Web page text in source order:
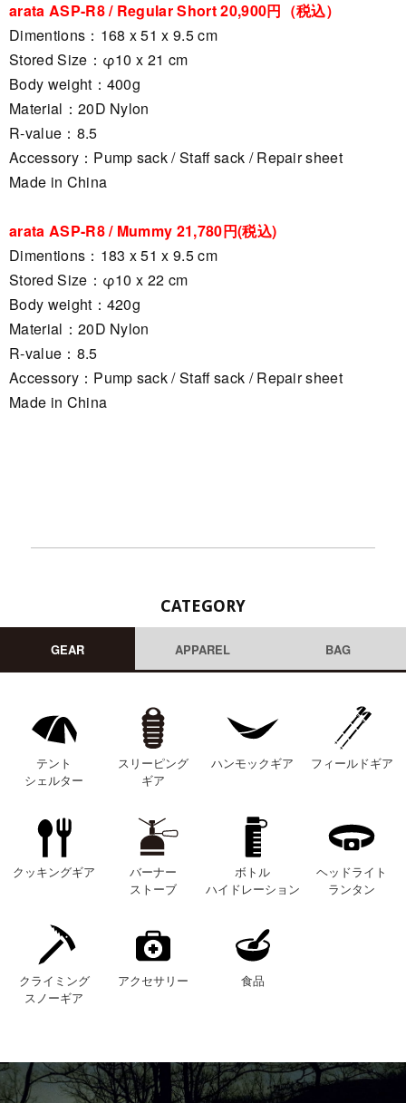
arata ASP-R8 / Regular Short 20,900円（税込）
Dimentions：168 x 51 x 9.5 cm
Stored Size：φ10 x 21 cm
Body weight：400g
Material：20D Nylon
R-value：8.5
Accessory：Pump sack / Staff sack / Repair sheet
Made in China
arata ASP-R8 / Mummy 21,780円(税込)
Dimentions：183 x 51 x 9.5 cm
Stored Size：φ10 x 22 cm
Body weight：420g
Material：20D Nylon
R-value：8.5
Accessory：Pump sack / Staff sack / Repair sheet
Made in China
CATEGORY
GEAR APPAREL BAG
テント
シェルター
スリーピング
ギア
ハンモックギア フィールドギア
クッキングギア
バーナー
ストーブ
ボトル
ハイドレーション
ヘッドライト
ランタン
クライミング
スノーギア
アクセサリー 食品